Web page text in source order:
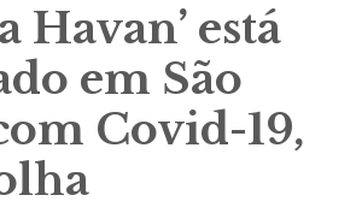
Havan’ está
em São
Covid-19,